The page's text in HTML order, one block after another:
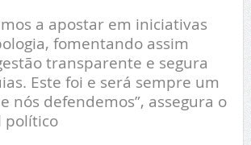
a apostar em iniciativas
fomentando assim
transparente e segura
Este foi e será sempre um
nós defendemos”, assegura o
político